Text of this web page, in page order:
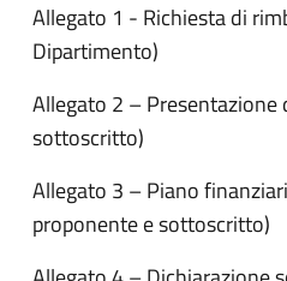
Allegato 1 - Richiesta di
Dipartimento)
Allegato 2 – Presentazione
sottoscritto)
Allegato 3 – Piano
proponente e sottoscritto)